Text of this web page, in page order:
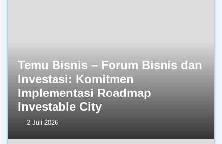
Temu Bisnis – Forum Bisnis dan
Investasi: Komitmen
Implementasi Roadmap
Investable City
2 Juli 2026